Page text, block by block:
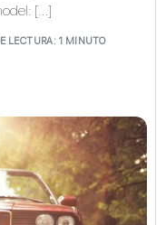
[…]
LECTURA: 1 MINUTO